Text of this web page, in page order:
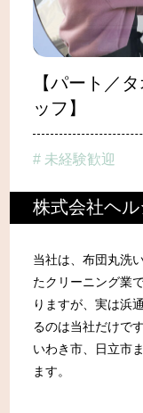
動画紹介
資料ダウンロー
住まい・仕事
空き家・空き地
仕事情報
求人情報
会社インタビュー
企業の方へ
支援金制度
【パート／
ッフ】
未経験歓迎
株式会社ヘ
当社は、布団丸洗
たクリーニング業
りますが、実は浜
るのは当社だけで
いわき市、日立市
ます。